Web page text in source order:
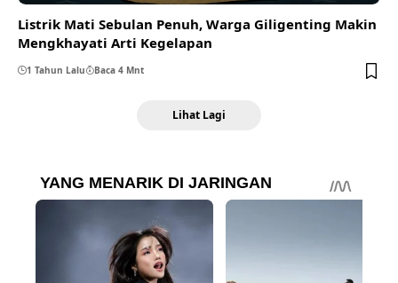
Listrik Mati Sebulan Penuh, Warga Giligenting Makin
Mengkhayati Arti Kegelapan
1 Tahun Lalu Baca 4 Mnt
Lihat Lagi